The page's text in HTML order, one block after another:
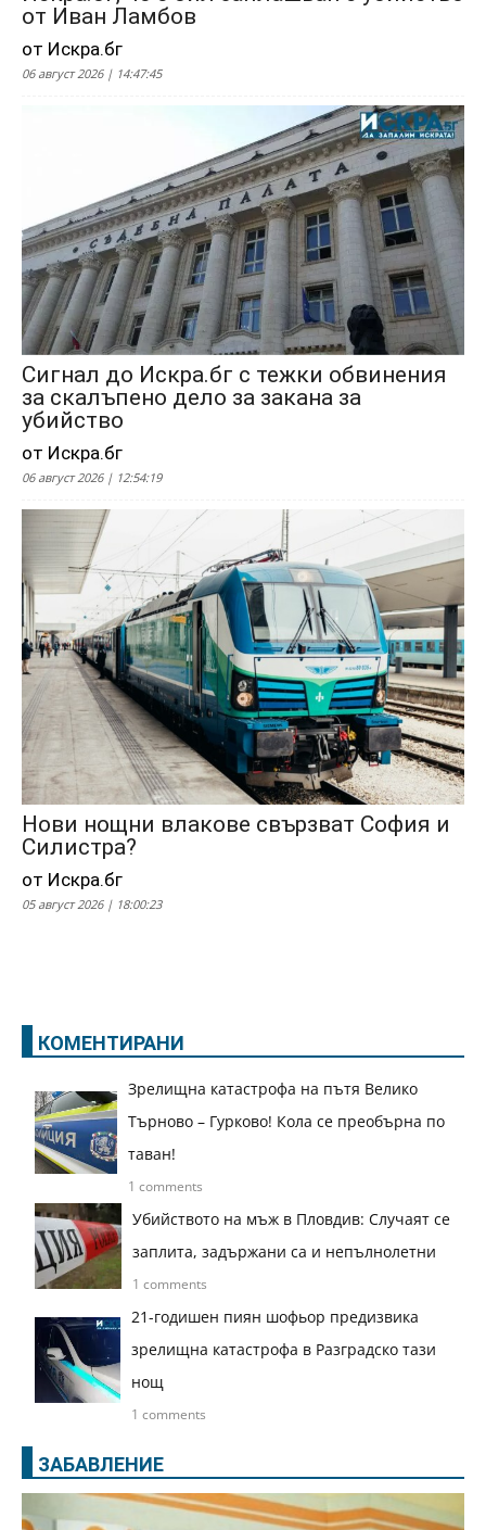
от Иван Ламбов
от Искра.бг
06 август 2026 | 14:47:45
Сигнал до Искра.бг с тежки обвинения
за скалъпено дело за закана за
убийство
от Искра.бг
06 август 2026 | 12:54:19
Нови нощни влакове свързват София и
Силистра?
от Искра.бг
05 август 2026 | 18:00:23
КОМЕНТИРАНИ
Зрелищна катастрофа на пътя Велико
Търново – Гурково! Кола се преобърна по
таван!
1 comments
Убийството на мъж в Пловдив: Случаят се
заплита, задържани са и непълнолетни
1 comments
21-годишен пиян шофьор предизвика
зрелищна катастрофа в Разградско тази
нощ
1 comments
ЗАБАВЛЕНИЕ